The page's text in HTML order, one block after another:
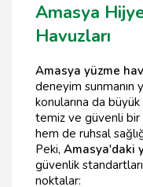
Amasya
Havuzları
Amasya yüzme
deneyim sunmanın
konularına da
temiz ve güvenli
hem de ruhsal
Peki, Amasya'daki
güvenlik
noktalar: